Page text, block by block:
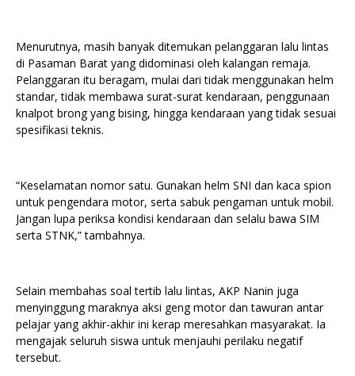
Menurutnya, masih banyak ditemukan pelanggaran lalu lintas
di Pasaman Barat yang didominasi oleh kalangan remaja.
Pelanggaran itu beragam, mulai dari tidak menggunakan helm
standar, tidak membawa surat-surat kendaraan, penggunaan
knalpot brong yang bising, hingga kendaraan yang tidak sesuai
spesifikasi teknis.
“Keselamatan nomor satu. Gunakan helm SNI dan kaca spion
untuk pengendara motor, serta sabuk pengaman untuk mobil.
Jangan lupa periksa kondisi kendaraan dan selalu bawa SIM
serta STNK,” tambahnya.
Selain membahas soal tertib lalu lintas, AKP Nanin juga
menyinggung maraknya aksi geng motor dan tawuran antar
pelajar yang akhir-akhir ini kerap meresahkan masyarakat. Ia
mengajak seluruh siswa untuk menjauhi perilaku negatif
tersebut.